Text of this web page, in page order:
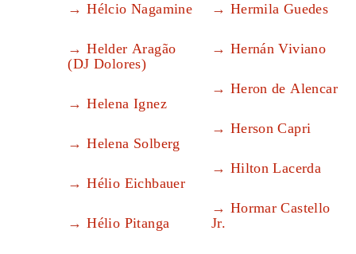
Hélcio Nagamine
Helder Aragão
(DJ Dolores)
Helena Ignez
Helena Solberg
Hélio Eichbauer
Hélio Pitanga
Hermila Guedes
Hernán Viviano
Heron de Alencar
Herson Capri
Hilton Lacerda
Hormar Castello
Jr.